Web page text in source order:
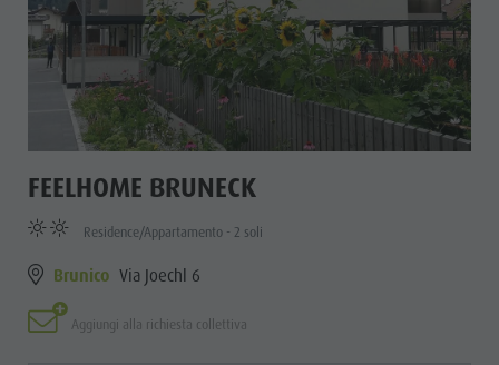
FEELHOME BRUNECK
Residence/Appartamento - 2 soli
Brunico Via Joechl 6
Aggiungi alla richiesta collettiva